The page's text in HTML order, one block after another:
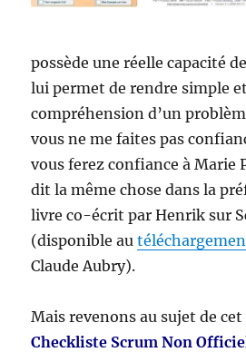
possède une réelle capacité
lui permet de rendre simple
compréhension d’un
vous ne me faites pas
vous ferez confiance à Marie
dit la même chose dans la
livre co-écrit par Henrik sur
(disponible au
Claude Aubry).
Mais revenons au sujet de
Checkliste Scrum Non